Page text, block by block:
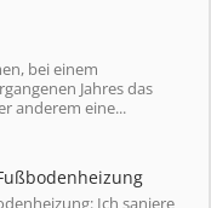
bei einem
Jahres das
anderem eine...
Ich saniere